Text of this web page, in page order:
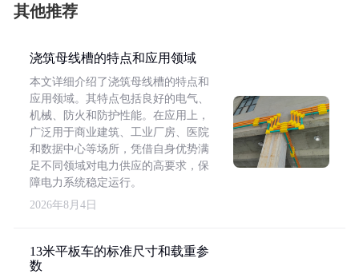
其他推荐
浇筑母线槽的特点和应用领域
本文详细介绍了浇筑母线槽的特点和
应用领域。其特点包括良好的电气、
机械、防火和防护性能。在应用上，
广泛用于商业建筑、工业厂房、医院
和数据中心等场所，凭借自身优势满
足不同领域对电力供应的高要求，保
障电力系统稳定运行。
2026年8月4日
13米平板车的标准尺寸和载重参
数